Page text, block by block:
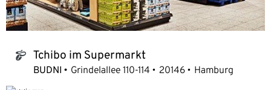
tchibo_logo Tchibo im Supermarkt
BUDNI Grindelallee 110-114 20146 Hamburg